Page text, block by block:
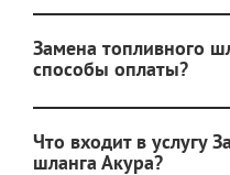
Замена топливного
способы оплаты?
Что входит в услугу
шланга Акура?